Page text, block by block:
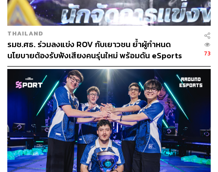
THAILAND
รมช.ศธ. ร่วมลงแข่ง ROV กับเยาวชน ย้ำผู้กำหนด
นโยบายต้องรับฟังเสียงคนรุ่นใหม่ พร้อมดัน eSports
เด็กไทยสู่ระดับอาชีพ
73